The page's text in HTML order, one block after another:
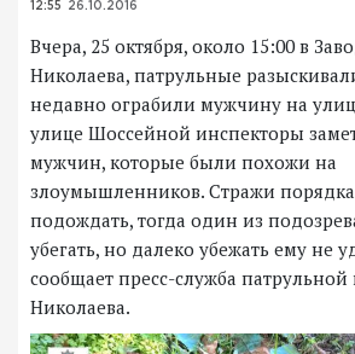
12:55 26.10.2016
Вчера, 25 октября, около 15:00 в
Николаева, патрульные
недавно ограбили мужчину на
улице Шоссейной инспекторы
мужчин, которые были похожи на
злоумышленников. Стражи
подождать, тогда один из
убегать, но далеко убежать ему не
сообщает пресс-служба
Николаева.